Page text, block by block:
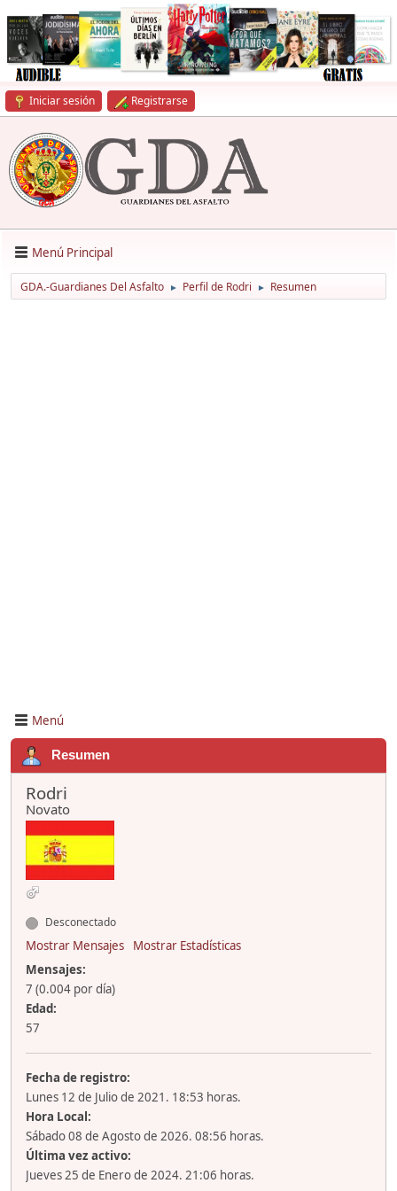
Iniciar sesión Registrarse
Menú Principal
GDA.-Guardianes Del Asfalto ► Perfil de Rodri ► Resumen
Menú
Resumen
Rodri
Novato
Desconectado
Mostrar Mensajes
Mostrar Estadísticas
Mensajes:
7 (0.004 por día)
Edad:
57
Fecha de registro:
Lunes 12 de Julio de 2021. 18:53 horas.
Hora Local:
Sábado 08 de Agosto de 2026. 08:56 horas.
Última vez activo:
Jueves 25 de Enero de 2024. 21:06 horas.